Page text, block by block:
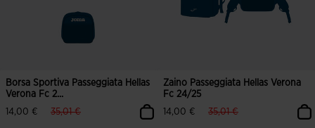
Borsa Sportiva Passeggiata Hellas
Verona Fc 2...
14,00 €
label.price.reduced.from
35,01 €label.price.to
Zaino Passeggiata Hellas Verona
Fc 24/25
14,00 €
label.price.reduced.from
35,01 €label.price.to